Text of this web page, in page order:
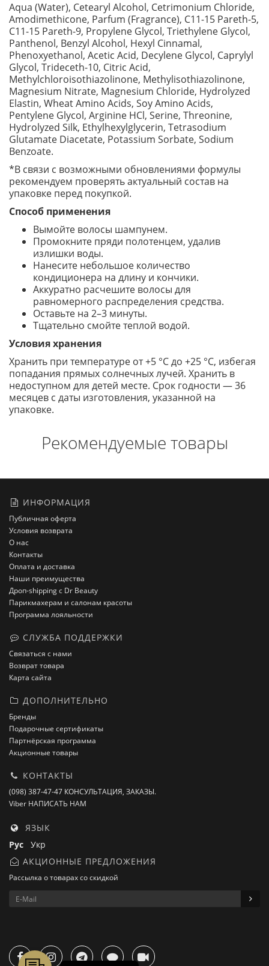
Aqua (Water), Cetearyl Alcohol, Cetrimonium Chloride,
Amodimethicone, Parfum (Fragrance), C11-15 Pareth-5,
C11-15 Pareth-9, Propylene Glycol, Triethylene Glycol,
Panthenol, Benzyl Alcohol, Hexyl Cinnamal,
Phenoxyethanol, Acetic Acid, Decylene Glycol, Caprylyl
Glycol, Trideceth-10, Citric Acid,
Methylchloroisothiazolinone, Methylisothiazolinone,
Magnesium Nitrate, Magnesium Chloride, Hydrolyzed
Elastin, Wheat Amino Acids, Soy Amino Acids,
Pentylene Glycol, Arginine HCl, Serine, Threonine,
Hydrolyzed Silk, Ethylhexylglycerin, Tetrasodium
Glutamate Diacetate, Potassium Sorbate, Sodium
Benzoate.
*В связи с возможными обновлениями формулы
рекомендуем проверять актуальный состав на
упаковке перед покупкой.
Способ применения
Вымойте волосы шампунем.
Промокните пряди полотенцем, удалив
излишки воды.
Нанесите небольшое количество
кондиционера на длину и кончики.
Аккуратно расчешите волосы для
равномерного распределения средства.
Оставьте на 2–3 минуты.
Тщательно смойте теплой водой.
Условия хранения
Хранить при температуре от +5 °C до +25 °C, избегая
попадания прямых солнечных лучей. Хранить в
недоступном для детей месте. Срок годности — 36
месяцев с даты изготовления, указанной на
упаковке.
Рекомендуемые товары
ИНФОРМАЦИЯ
Публичная оферта
Условия возврата
О нас
Контакты
Оплата и доставка
Наши преимущества
Дроп-shipping с Dr Beauty
Парикмахерам и салонам красоты
Программа лояльности
СЛУЖБА ПОДДЕРЖКИ
Связаться с нами
Возврат товара
Карта сайта
ДОПОЛНИТЕЛЬНО
Бренды
Подарочные сертификаты
Партнёрская программа
Акционные товары
КОНТАКТЫ
(098) 387-47-47 КОНСУЛЬТАЦИЯ, ЗАКАЗЫ.
Viber НАПИСАТЬ НАМ
ЯЗЫК
Рус Укр
АКЦИОННЫЕ ПРЕДЛОЖЕНИЯ
Рассылка о товарах со скидкой